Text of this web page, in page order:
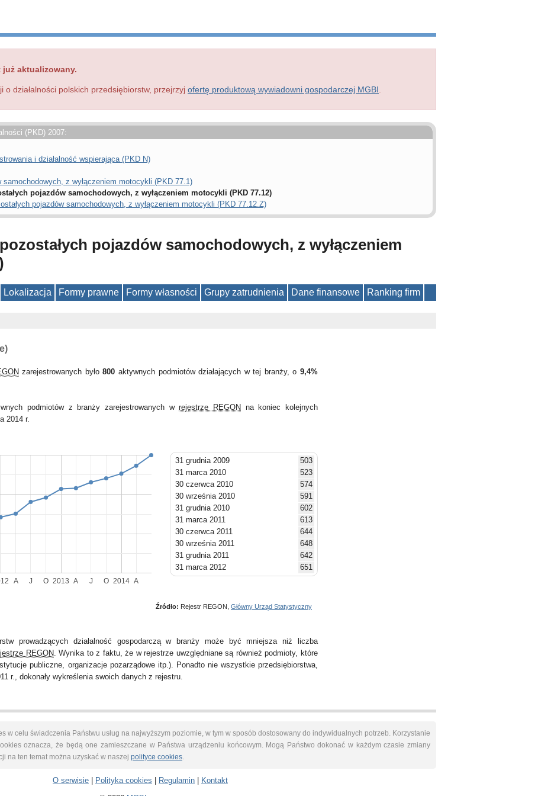
już aktualizowany.
działalności polskich przedsiębiorstw, przejrzyj ofertę produktową wywiadowni gospodarczej MGBI
(PKD) 2007:
i działalność wspierająca (PKD N)
z wyłączeniem motocykli (PKD 77.1)
pojazdów samochodowych, z wyłączeniem motocykli (PKD 77.12)
pojazdów samochodowych, z wyłączeniem motocykli (PKD 77.12.Z)
pojazdów samochodowych, z wyłączeniem
Lokalizacja Formy prawne Formy własności Grupy zatrudnienia Dane finansowe Ranking firm
zarejestrowanych było800 aktywnych podmiotów działających w tej branży, o9,4%
podmiotów z branży zarejestrowanych wrejestrze REGON na koniec kolejnych
2014 r.
2013 2014
A J O A J O A
31 grudnia 2009
503
31 marca 2010
523
30 czerwca 2010
574
30 września 2010
591
31 grudnia 2010
602
31 marca 2011
613
30 czerwca 2011
644
30 września 2011
648
31 grudnia 2011
642
31 marca 2012
651
30 czerwca 2012
681
31 grudnia 2012
30 września 2013
741
31 grudnia 2013
753
31 marca 2014
773
30 czerwca 2014
Źródło: Rejestr REGON, Główny Urząd Statystyczny
prowadzących działalność gospodarczą w branży może być mniejsza niż liczba
REGON. Wynika to z faktu, że w rejestrze uwzględniane są również podmioty, które
publiczne, organizacje pozarządowe itp.). Ponadto nie wszystkie przedsiębiorstwa,
r., dokonały wykreślenia swoich danych z rejestru.
w celu świadczenia Państwu usług na najwyższym poziomie, w tym w sposób dostosowany do indywidualnych potrzeb. Korzystanie
oznacza, że będą one zamieszczane w Państwa urządzeniu końcowym. Mogą Państwo dokonać w każdym czasie zmiany
na ten temat można uzyskać w naszej polityce cookies.
O serwisie Polityka cookies Regulamin
Kontakt